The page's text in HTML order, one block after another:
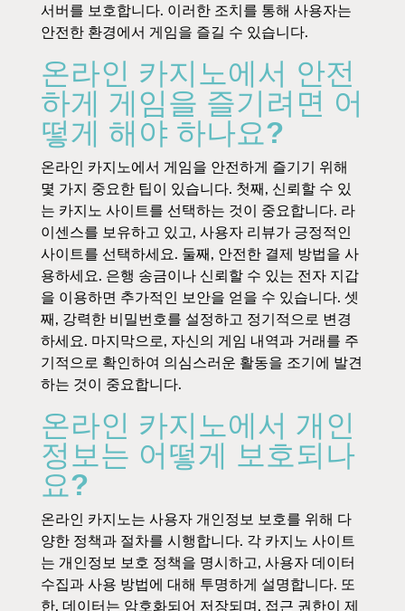
서버를 보호합니다. 이러한 조치를 통해 사용자는
안전한 환경에서 게임을 즐길 수 있습니다.
온라인 카지노에서 안전
하게 게임을 즐기려면 어
떻게 해야 하나요?
온라인 카지노에서 게임을 안전하게 즐기기 위해
몇 가지 중요한 팁이 있습니다. 첫째, 신뢰할 수 있
는 카지노 사이트를 선택하는 것이 중요합니다. 라
이센스를 보유하고 있고, 사용자 리뷰가 긍정적인
사이트를 선택하세요. 둘째, 안전한 결제 방법을 사
용하세요. 은행 송금이나 신뢰할 수 있는 전자 지갑
을 이용하면 추가적인 보안을 얻을 수 있습니다. 셋
째, 강력한 비밀번호를 설정하고 정기적으로 변경
하세요. 마지막으로, 자신의 게임 내역과 거래를 주
기적으로 확인하여 의심스러운 활동을 조기에 발견
하는 것이 중요합니다.
온라인 카지노에서 개인
정보는 어떻게 보호되나
요?
온라인 카지노는 사용자 개인정보 보호를 위해 다
양한 정책과 절차를 시행합니다. 각 카지노 사이트
는 개인정보 보호 정책을 명시하고, 사용자 데이터
수집과 사용 방법에 대해 투명하게 설명합니다. 또
한, 데이터는 암호화되어 저장되며, 접근 권한이 제